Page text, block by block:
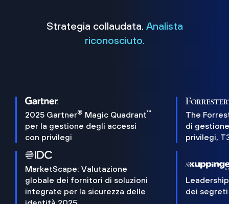
Strategia collaudata. Analista
riconosciuto.
2025 Gartner® Magic Quadrant™
per la gestione degli accessi
con privilegi
The
di
privilegi,
MarketScape: Valutazione
globale dei fornitori di soluzioni
integrate per la sicurezza delle
dei segreti